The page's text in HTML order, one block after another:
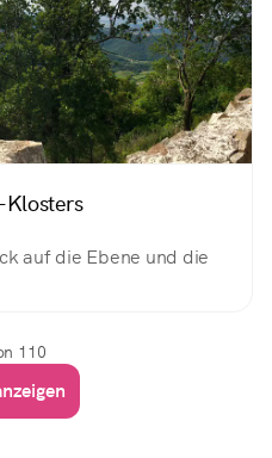
Klosters
auf die Ebene und die
110